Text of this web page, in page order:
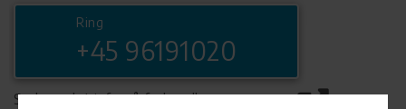
Ring
+45 96191020
Se komplet info på forhandlerens